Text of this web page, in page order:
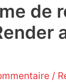
de
/